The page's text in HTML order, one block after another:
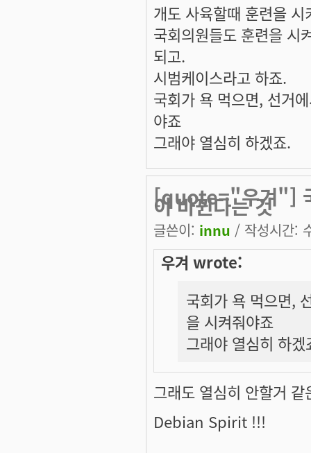
개도 사육할때 훈련을
국회의원들도 훈련을 시
되고.
시범케이스라고 하죠.
국회가 욕 먹으면, 선거
야죠
그래야 열심히 하겠죠.
[quote="우겨"]
이 바뀐다는 것
글쓴이: innu / 작성시간:
우겨 wrote:
국회가 욕 먹으면,
을 시켜줘야죠
그래야 열심히 하겠
그래도 열심히 안할거
Debian Spirit !!!